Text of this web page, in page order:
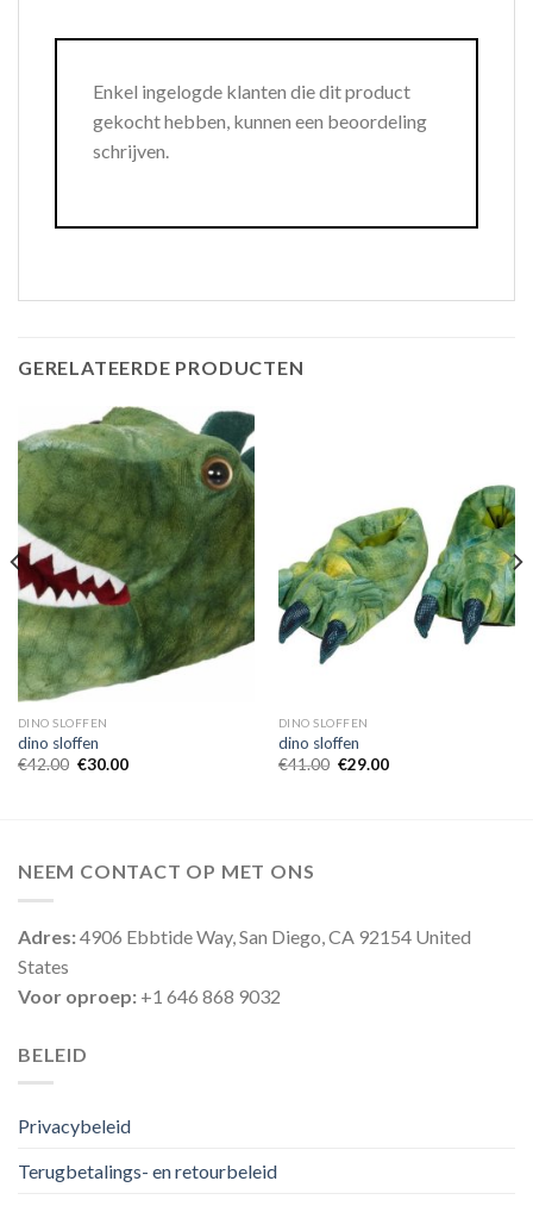
Enkel ingelogde klanten die dit product
gekocht hebben, kunnen een beoordeling
schrijven.
GERELATEERDE PRODUCTEN
DINO SLOFFEN
dino sloffen
€42.00 €30.00
DINO SLOFFEN
dino sloffen
€41.00 €29.00
NEEM CONTACT OP MET ONS
Adres:4906 Ebbtide Way, San Diego, CA 92154 United
States
Voor oproep: +1 646 868 9032
BELEID
Privacybeleid
Terugbetalings- en retourbeleid